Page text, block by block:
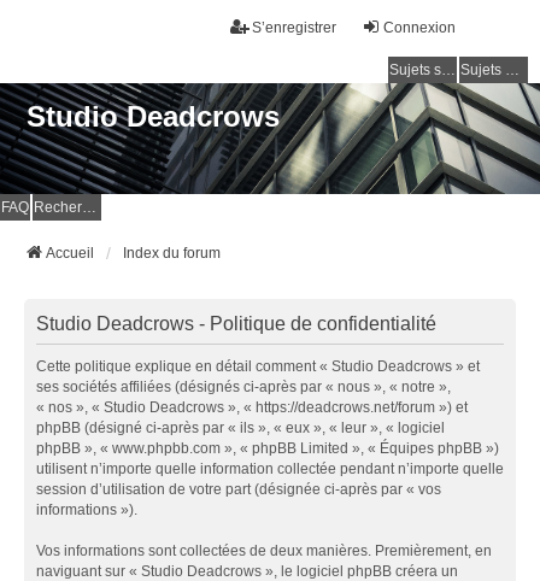
Connexion
S’enregistrer
Sujets sans réponse Sujets actifs
Studio Deadcrows
FAQ Rechercher
Accueil Index du forum
Studio Deadcrows - Politique de confidentialité
Cette politique explique en détail comment « Studio Deadcrows » et
ses sociétés affiliées (désignés ci-après par « nous », « notre »,
« nos », « Studio Deadcrows », « https://deadcrows.net/forum ») et
phpBB (désigné ci-après par « ils », « eux », « leur », « logiciel
phpBB », « www.phpbb.com », « phpBB Limited », « Équipes phpBB »)
utilisent n’importe quelle information collectée pendant n’importe quelle
session d’utilisation de votre part (désignée ci-après par « vos
informations »).
Vos informations sont collectées de deux manières. Premièrement, en
naviguant sur « Studio Deadcrows », le logiciel phpBB créera un